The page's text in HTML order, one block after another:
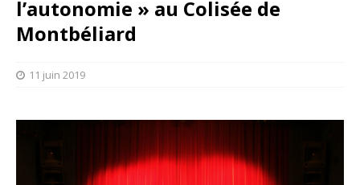
l’autonomie » au Colisée de
Montbéliard
11 juin 2019